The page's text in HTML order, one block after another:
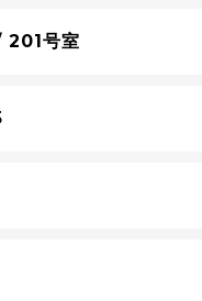
201号室